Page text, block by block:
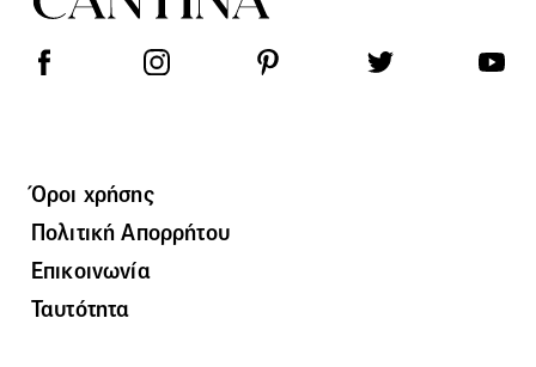
Όροι χρήσης
Πολιτική Απορρήτου
Επικοινωνία
Ταυτότητα